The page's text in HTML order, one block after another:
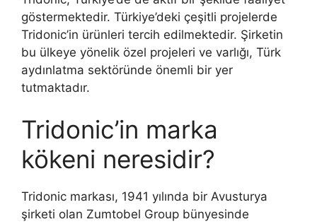
göstermektedir. Türkiye’deki çeşitli projelerde
Tridonic’in ürünleri tercih edilmektedir. Şirketin
bu ülkeye yönelik özel projeleri ve varlığı, Türk
aydınlatma sektöründe önemli bir yer
tutmaktadır.
Tridonic’in marka
kökeni neresidir?
Tridonic markası, 1941 yılında bir Avusturya
şirketi olan Zumtobel Group bünyesinde